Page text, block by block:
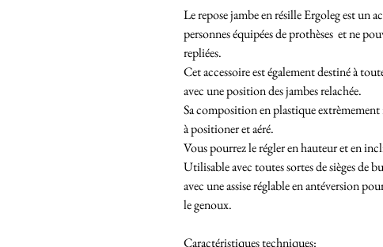
Le repose jambe en résille Ergoleg est un
personnes équipées de prothèses et ne
repliées.
Cet accessoire est également destiné à
avec une position des jambes relachée.
Sa composition en plastique
à positioner et aéré.
Vous pourrez le régler en hauteur et en
Utilisable avec toutes sortes de sièges de
avec une assise réglable en antéversion
le genoux.
Caractéristiques techniques: